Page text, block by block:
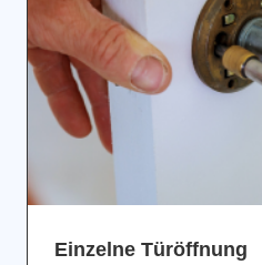
Einzelne Türöffnung